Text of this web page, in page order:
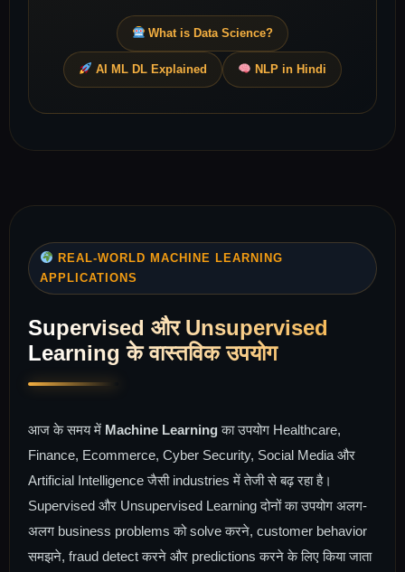
What is Data Science?
AI ML DL Explained NLP in Hindi
REAL-WORLD MACHINE LEARNING
APPLICATIONS
Supervised और Unsupervised
Learning के वास्तविक उपयोग
आज के समय में Machine Learningका उपयोग Healthcare,
Finance, Ecommerce, Cyber Security, Social Media और
Artificial Intelligence जैसी industries में तेजी से बढ़ रहा है।
Supervised और Unsupervised Learning दोनों का उपयोग अलग-
अलग business problems को solve करने, customer behavior
समझने, fraud detect करने और predictions करने के लिए किया जाता